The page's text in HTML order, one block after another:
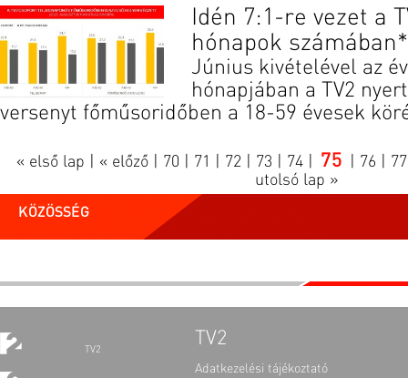
Idén 7:1-re vezet a
hónapok számában*
Június kivételével az
hónapjában a TV2
versenyt főműsoridőben a 18-59 évesek
« első lap « előző 70 71 72 73 74 75 76 77
utolsó lap »
KÖZÖSSÉG
TV2
TV2
Adatkezelési tájékoztató